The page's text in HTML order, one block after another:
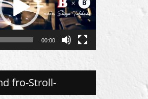
00:00
fro-Stroll-